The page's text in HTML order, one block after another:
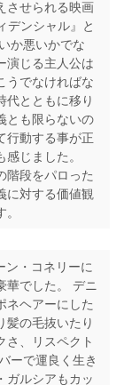
させられる映画
デンシャル』と
か悪いかでな
演じる主人公は
うでなければな
代とともに移り
とも限らないの
行動する事が正
じました。
階段をパロった
に対する価値観
ン・コネリーに
でした。 デニ
ネヘアーにした
髪の毛抜いたり
さ、リスペクト
ーで運良く生き
ガルシアもカッ